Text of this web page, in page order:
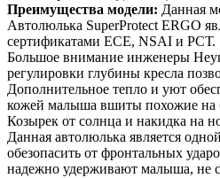
Преимущества модели: Данная
Автолюлька SuperProtect ERGO
сертификатами ECE, NSAI и РСТ.
Большое внимание инженеры
регулировки глубины кресла
Дополнительное тепло и уют
кожей малыша вшиты похожие на
Козырек от солнца и накидка на
Данная автолюлька является
обезопасить от фронтальных
надежно удерживают малыша, не